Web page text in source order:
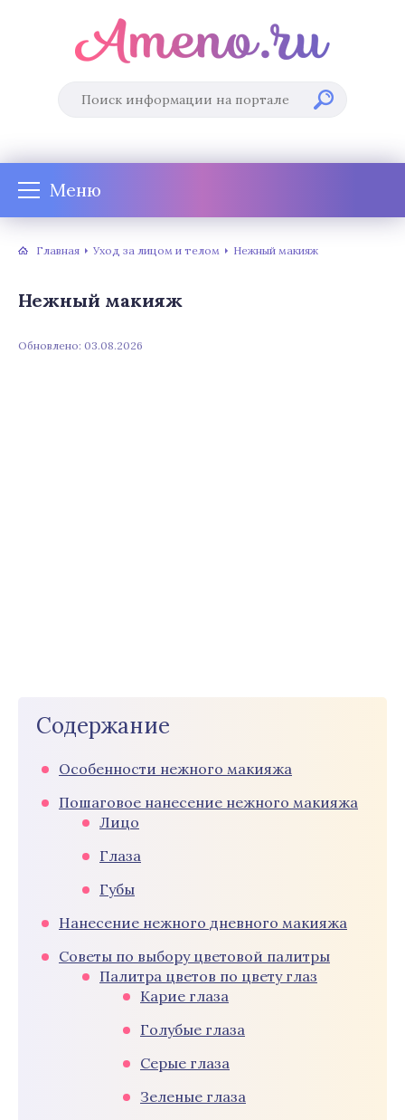
Меню
Главная Уход за лицом и телом Нежный макияж
Нежный макияж
Обновлено: 03.08.2026
Содержание
Особенности нежного макияжа
Пошаговое нанесение нежного макияжа
Лицо
Глаза
Губы
Нанесение нежного дневного макияжа
Советы по выбору цветовой палитры
Палитра цветов по цвету глаз
Карие глаза
Голубые глаза
Серые глаза
Зеленые глаза